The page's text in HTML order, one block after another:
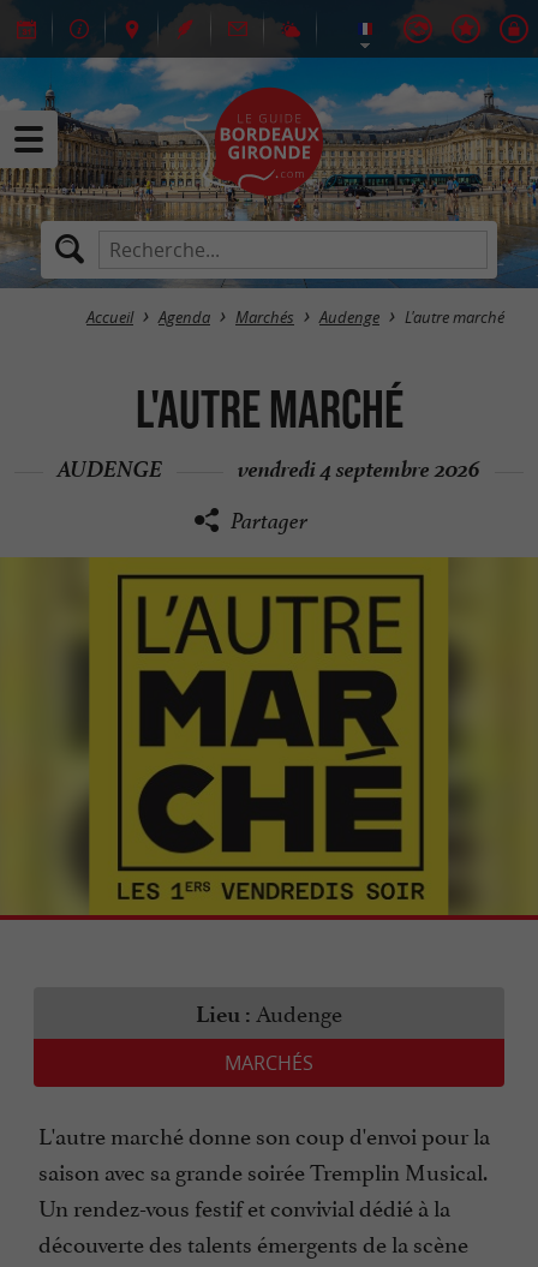
Accueil Agenda Marchés Audenge L'autre marché
L'autre marché
AUDENGE vendredi 4 septembre 2026
Partager
Lieu : Audenge
MARCHÉS
L'autre marché donne son coup d'envoi pour la
saison avec sa grande soirée Tremplin Musical.
Un rendez-vous festif et convivial dédié à la
découverte des talents émergents de la scène